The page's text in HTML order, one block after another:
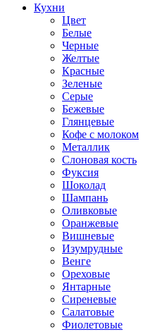
Кухни
Цвет
Белые
Черные
Желтые
Красные
Зеленые
Серые
Бежевые
Глянцевые
Кофе с молоком
Металлик
Слоновая кость
Фуксия
Шоколад
Шампань
Оливковые
Оранжевые
Вишневые
Изумрудные
Венге
Ореховые
Янтарные
Сиреневые
Салатовые
Фиолетовые